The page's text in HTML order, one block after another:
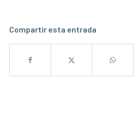
Compartir esta entrada